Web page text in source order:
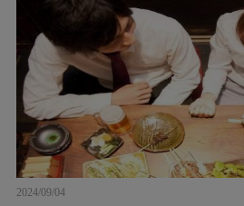
実は・・・
2024/09/04